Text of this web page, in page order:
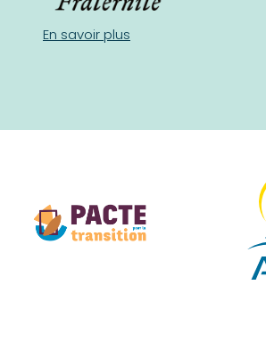
En savoir plus